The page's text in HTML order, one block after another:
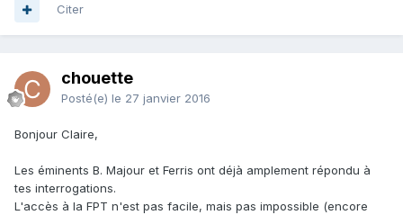
Citer
chouette
Posté(e) le 27 janvier 2016
Bonjour Claire,
Les éminents B. Majour et Ferris ont déjà amplement répondu à
tes interrogations.
L'accès à la FPT n'est pas facile, mais pas impossible (encore